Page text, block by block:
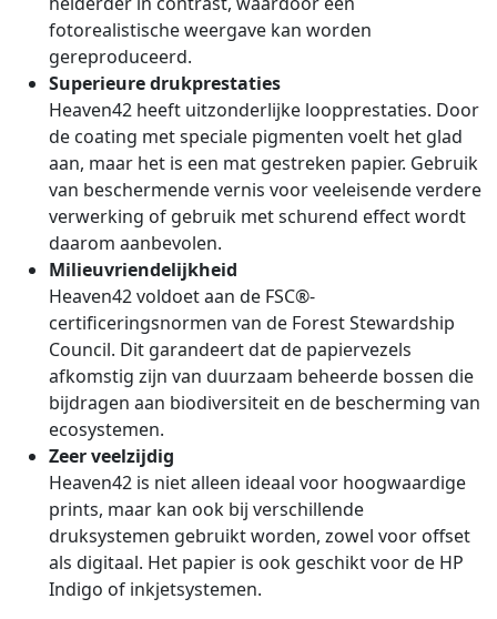
fotorealistische weergave kan worden
gereproduceerd.
Superieure drukprestaties
Heaven42 heeft uitzonderlijke loopprestaties. Door
de coating met speciale pigmenten voelt het glad
aan, maar het is een mat gestreken papier. Gebruik
van beschermende vernis voor veeleisende verdere
verwerking of gebruik met schurend effect wordt
daarom aanbevolen.
Milieuvriendelijkheid
Heaven42 voldoet aan de FSC®-
certificeringsnormen van de Forest Stewardship
Council. Dit garandeert dat de papiervezels
afkomstig zijn van duurzaam beheerde bossen die
bijdragen aan biodiversiteit en de bescherming van
ecosystemen.
Zeer veelzijdig
Heaven42 is niet alleen ideaal voor hoogwaardige
prints, maar kan ook bij verschillende
druksystemen gebruikt worden, zowel voor offset
als digitaal. Het papier is ook geschikt voor de HP
Indigo of inkjetsystemen.